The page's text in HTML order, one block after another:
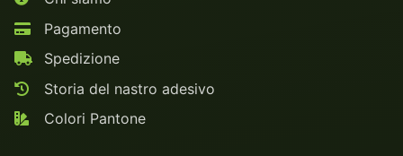
Pagamento
Spedizione
Storia del nastro adesivo
Colori Pantone